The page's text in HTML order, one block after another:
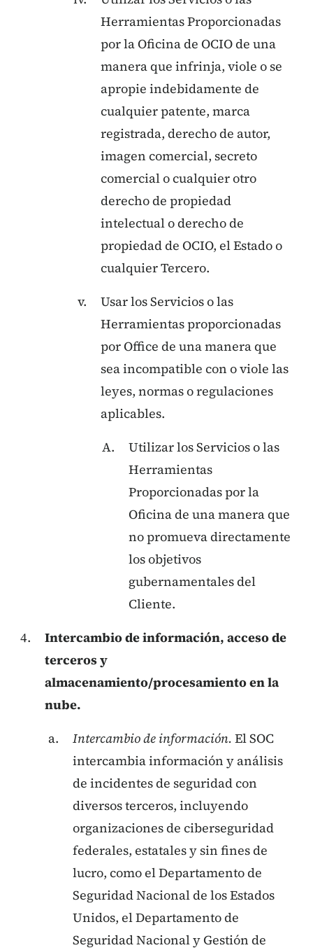
Herramientas Proporcionadas
por la Oficina de OCIO de una
manera que infrinja, viole o se
apropie indebidamente de
cualquier patente, marca
registrada, derecho de autor,
imagen comercial, secreto
comercial o cualquier otro
derecho de propiedad
intelectual o derecho de
propiedad de OCIO, el Estado o
cualquier Tercero.
Usar los Servicios o las
Herramientas proporcionadas
por Office de una manera que
sea incompatible con o viole las
leyes, normas o regulaciones
aplicables.
Utilizar los Servicios o las
Herramientas
Proporcionadas por la
Oficina de una manera que
no promueva directamente
los objetivos
gubernamentales del
Cliente.
Intercambio de información, acceso de
terceros y
almacenamiento/procesamiento en la
nube.
Intercambio de información. El SOC
intercambia información y análisis
de incidentes de seguridad con
diversos terceros, incluyendo
organizaciones de ciberseguridad
federales, estatales y sin fines de
lucro, como el Departamento de
Seguridad Nacional de los Estados
Unidos, el Departamento de
Seguridad Nacional y Gestión de